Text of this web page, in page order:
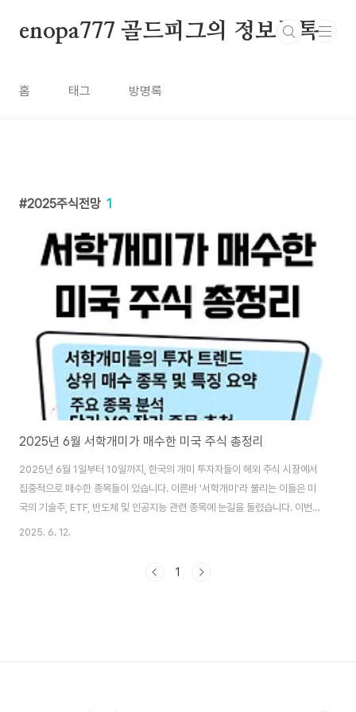
enopa777 골드피그의 정보톡톡
홈 태그 방명록
2025주식전망 1
2025년 6월 서학개미가 매수한 미국 주식 총정리
2025년 6월 1일부터 10일까지, 한국의 개미 투자자들이 해외 주식 시장에서
집중적으로 매수한 종목들이 있습니다. 이른바 '서학개미'라 불리는 이들은 미
국의 기술주, ETF, 반도체 및 인공지능 관련 종목에 눈길을 돌렸습니다. 이번
글에서는 거래량 기준 상위 22개 종목을 중심으로, 매수 이유, 종목 소개, 미래
위 매수 종목 및 특징 요약주요 종목 분석단기 VS 장기 종목 추천 결론: 요약 및
2025. 6. 12.
1